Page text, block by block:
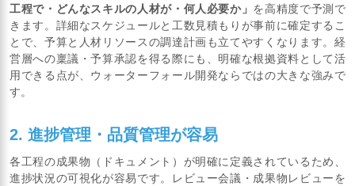
工程で・どんなスキルの人材が・何人必要か」 を高精度で予測で
きます。詳細なスケジュールと工数見積もりが事前に確定するこ
とで、予算と人材リソースの調達計画も立てやすくなります。経
営層への稟議・予算承認を得る際にも、明確な根拠資料として活
用できる点が、ウォーターフォール開発ならではの大きな強みで
す。
2. 進捗管理・品質管理が容易
各工程の成果物（ドキュメント）が明確に定義されているため、
進捗状況の可視化が容易です。レビュー会議・成果物レビューを